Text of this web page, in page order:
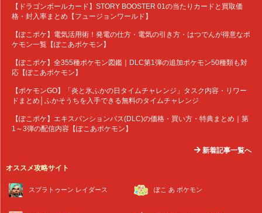
【ドラゴンボールカード】STORY BOOSTER 01の当たりカードと買取価
格・封入率まとめ【フュージョンワールド】
【ぽこポケ】電気活用術！発電の仕方・電気の引き方・はつでんが得意なポ
ケモン一覧【ぽこあポケモン】
【ぽこポケ】全355種ポケモン図鑑｜DLC第1弾の追加ポケモン50種類も対
応【ぽこあポケモン】
【ポケモンGO】「炎と氷ふかの日タイムチャレンジ」タスク内容・リワー
ドまとめ│ふかそうちを入手できる無料のタイムチャレンジ
【ぽこポケ】エキスパンションパス(DLC)の価格・買い方・特典まとめ｜第
1～3弾の配信内容【ぽこあポケモン】
新着記事一覧へ
オススメ攻略サイト
スプラトゥーン レイダース ぽこ あ ポケモン